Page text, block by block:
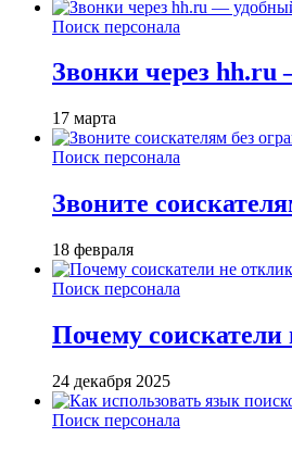
Поиск персонала
Звонки через hh.ru
17 марта
Поиск персонала
Звоните
18 февраля
Поиск персонала
Почему соискатели
24 декабря 2025
Поиск персонала